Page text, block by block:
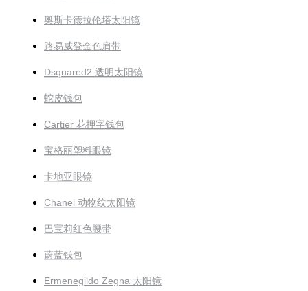
奥斯卡德拉伦塔太阳镜
路易威登金色肩带
Dsquared2 透明太阳镜
蛇皮钱包
Cartier 花押字钱包
宝格丽塑料眼镜
卡地亚眼镜
Chanel 动物纹太阳镜
巴宝莉红色腰带
蔚蓝钱包
Ermenegildo Zegna 太阳镜